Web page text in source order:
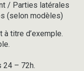
/ Parties latérales
(selon modèles)
titre d’exemple.
24 – 72h.